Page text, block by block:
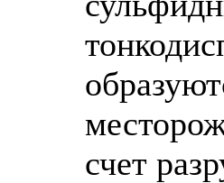
счет